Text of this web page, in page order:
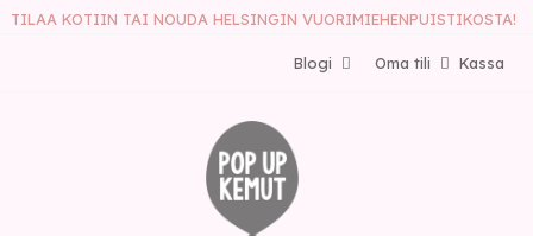
TILAA KOTIIN TAI NOUDA HELSINGIN VUORIMIEHENPUISTIKOSTA!
Kassa
Oma tili
Blogi